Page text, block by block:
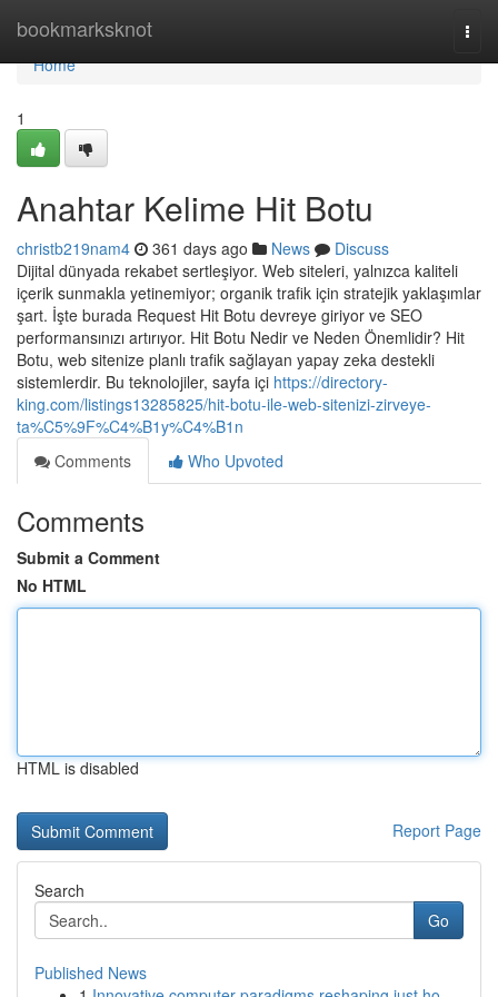
bookmarksknot
Home
Home
1
Anahtar Kelime Hit Botu
christb219nam4 361 days ago News
Discuss
Dijital dünyada rekabet sertleşiyor. Web siteleri, yalnızca kaliteli
içerik sunmakla yetinemiyor; organik trafik için stratejik yaklaşımlar
şart. İşte burada Request Hit Botu devreye giriyor ve SEO
performansınızı artırıyor. Hit Botu Nedir ve Neden Önemlidir? Hit
Botu, web sitenize planlı trafik sağlayan yapay zeka destekli
sistemlerdir. Bu teknolojiler, sayfa içi https://directory-
king.com/listings13285825/hit-botu-ile-web-sitenizi-zirveye-
ta%C5%9F%C4%B1y%C4%B1n
Comments
Who Upvoted
Comments
Submit a Comment
No HTML
HTML is disabled
Report Page
Search
Go
Published News